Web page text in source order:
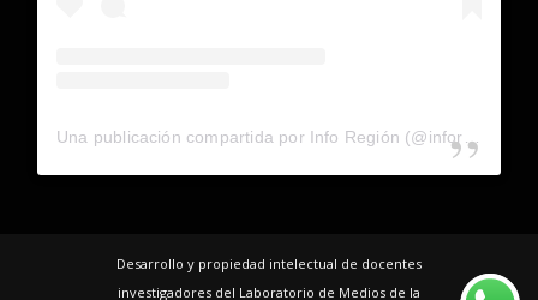
Desarrollo y propiedad intelectual de docentes
investigadores del Laboratorio de Medios de la